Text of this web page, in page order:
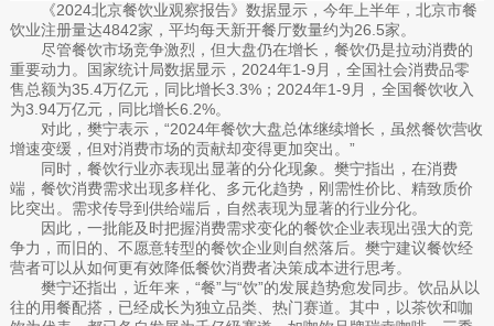
《2024北京餐饮业观察报告》数据显示，今年上半年，北京市餐
饮业注册量达4842家，平均每天新开餐厅数量约为26.5家。
尽管餐饮市场竞争激烈，但大盘仍在增长，餐饮仍是拉动消费的
重要动力。国家统计局数据显示，2024年1-9月，全国社会消费品零
售总额为35.4万亿元，同比增长3.3%；2024年1-9月，全国餐饮收入
为3.94万亿元，同比增长6.2%。
对此，樊宁表示，“2024年餐饮大盘总体继续增长，虽然餐饮营收
增速变缓，但对消费市场的贡献却变得更加突出。”
同时，餐饮行业亦表现出显著的分化现象。樊宁指出，在消费
端，餐饮消费需求出现多样化、多元化趋势，刚需性价比、精致质价
比突出。需求传导到供给端后，自然表现为显著的行业分化。
因此，一批能及时把握消费需求变化的餐饮企业表现出强大的竞
争力，而旧的、不愿意转型的餐饮企业则自然落后。樊宁建议餐饮经
营者可以从如何更有效降低餐饮消费者决策成本进行思考。
樊宁还指出，近年来，“餐”与“饮”的发展趋势愈发同步。饮品从以
往的用餐配搭，已经成长为独立品类、热门赛道。其中，以茶饮和咖